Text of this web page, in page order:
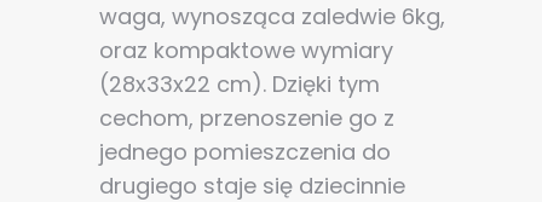
waga, wynosząca zaledwie 6kg,
oraz kompaktowe wymiary
(28x33x22 cm). Dzięki tym
cechom, przenoszenie go z
jednego pomieszczenia do
drugiego staje się dziecinnie